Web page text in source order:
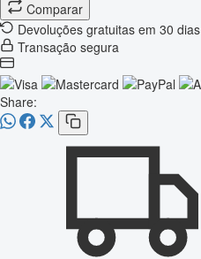
Comparar
Devoluções gratuitas em 30 dias
Transação segura
Share: